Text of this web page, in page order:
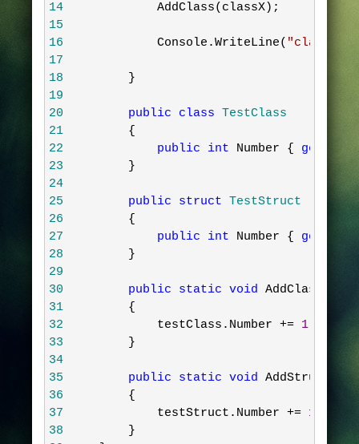
14
            AddClass(classX);
15
16
            Console.WriteLine(
"
17
18
        }
19
20
public class TestClass
21
        {
22
public int Number { get
23
        }
24
25
public struct TestStruct
26
        {
27
public int Number { get
28
        }
29
30
public static void AddClass(
31
        {
32
            testClass.Number
+= 1
33
        }
34
35
public static void AddStruct(
36
        {
37
            testStruct.Number
+= 1
38
        }